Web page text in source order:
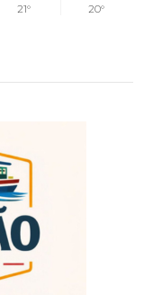
21°
20°